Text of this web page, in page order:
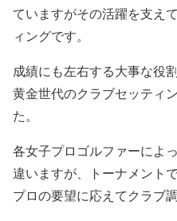
ていますがその活躍を支え
ィングです。
成績にも左右する大事な役
黄金世代のクラブセッティ
た。
各女子プロゴルファーによ
違いますが、トーナメント
プロの要望に応えてクラブ